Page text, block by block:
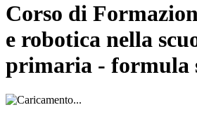
Corso di
e robotica nella
primaria - formula